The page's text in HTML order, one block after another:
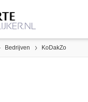
Bedrijven KoDakZo